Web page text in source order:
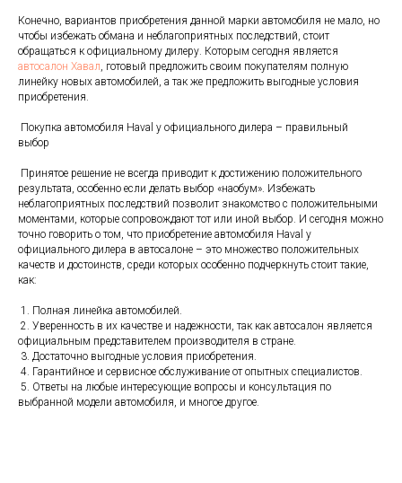
Конечно, вариантов приобретения данной марки автомобиля не мало, но
чтобы избежать обмана и неблагоприятных последствий, стоит
обращаться к официальному дилеру. Которым сегодня является
автосалон Хавал, готовый предложить своим покупателям полную
линейку новых автомобилей, а так же предложить выгодные условия
приобретения.
Покупка автомобиля Haval у официального дилера – правильный
выбор
Принятое решение не всегда приводит к достижению положительного
результата, особенно если делать выбор «наобум». Избежать
неблагоприятных последствий позволит знакомство с положительными
моментами, которые сопровождают тот или иной выбор. И сегодня можно
точно говорить о том, что приобретение автомобиля Haval у
официального дилера в автосалоне – это множество положительных
качеств и достоинств, среди которых особенно подчеркнуть стоит такие,
как:
1. Полная линейка автомобилей.
2. Уверенность в их качестве и надежности, так как автосалон является
официальным представителем производителя в стране.
3. Достаточно выгодные условия приобретения.
4. Гарантийное и сервисное обслуживание от опытных специалистов.
5. Ответы на любые интересующие вопросы и консультация по
выбранной модели автомобиля, и многое другое.